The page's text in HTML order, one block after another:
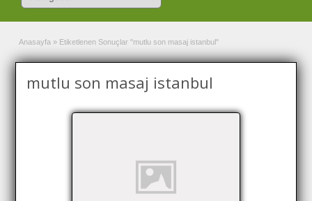
Anasayfa » Etiketlenen Sonuçlar "mutlu son masaj istanbul"
mutlu son masaj istanbul